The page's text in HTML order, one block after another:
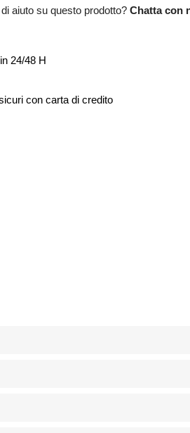
aiuto su questo prodotto? Chatta con
24/48 H
con carta di credito